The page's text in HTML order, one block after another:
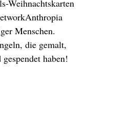
Weihnachtskarten
Menschen.
die gemalt,
haben!